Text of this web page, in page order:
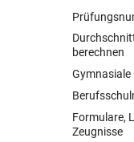
Weiter
berechnen
Übersicht
Schüler
Formulare,
Zeugnisse